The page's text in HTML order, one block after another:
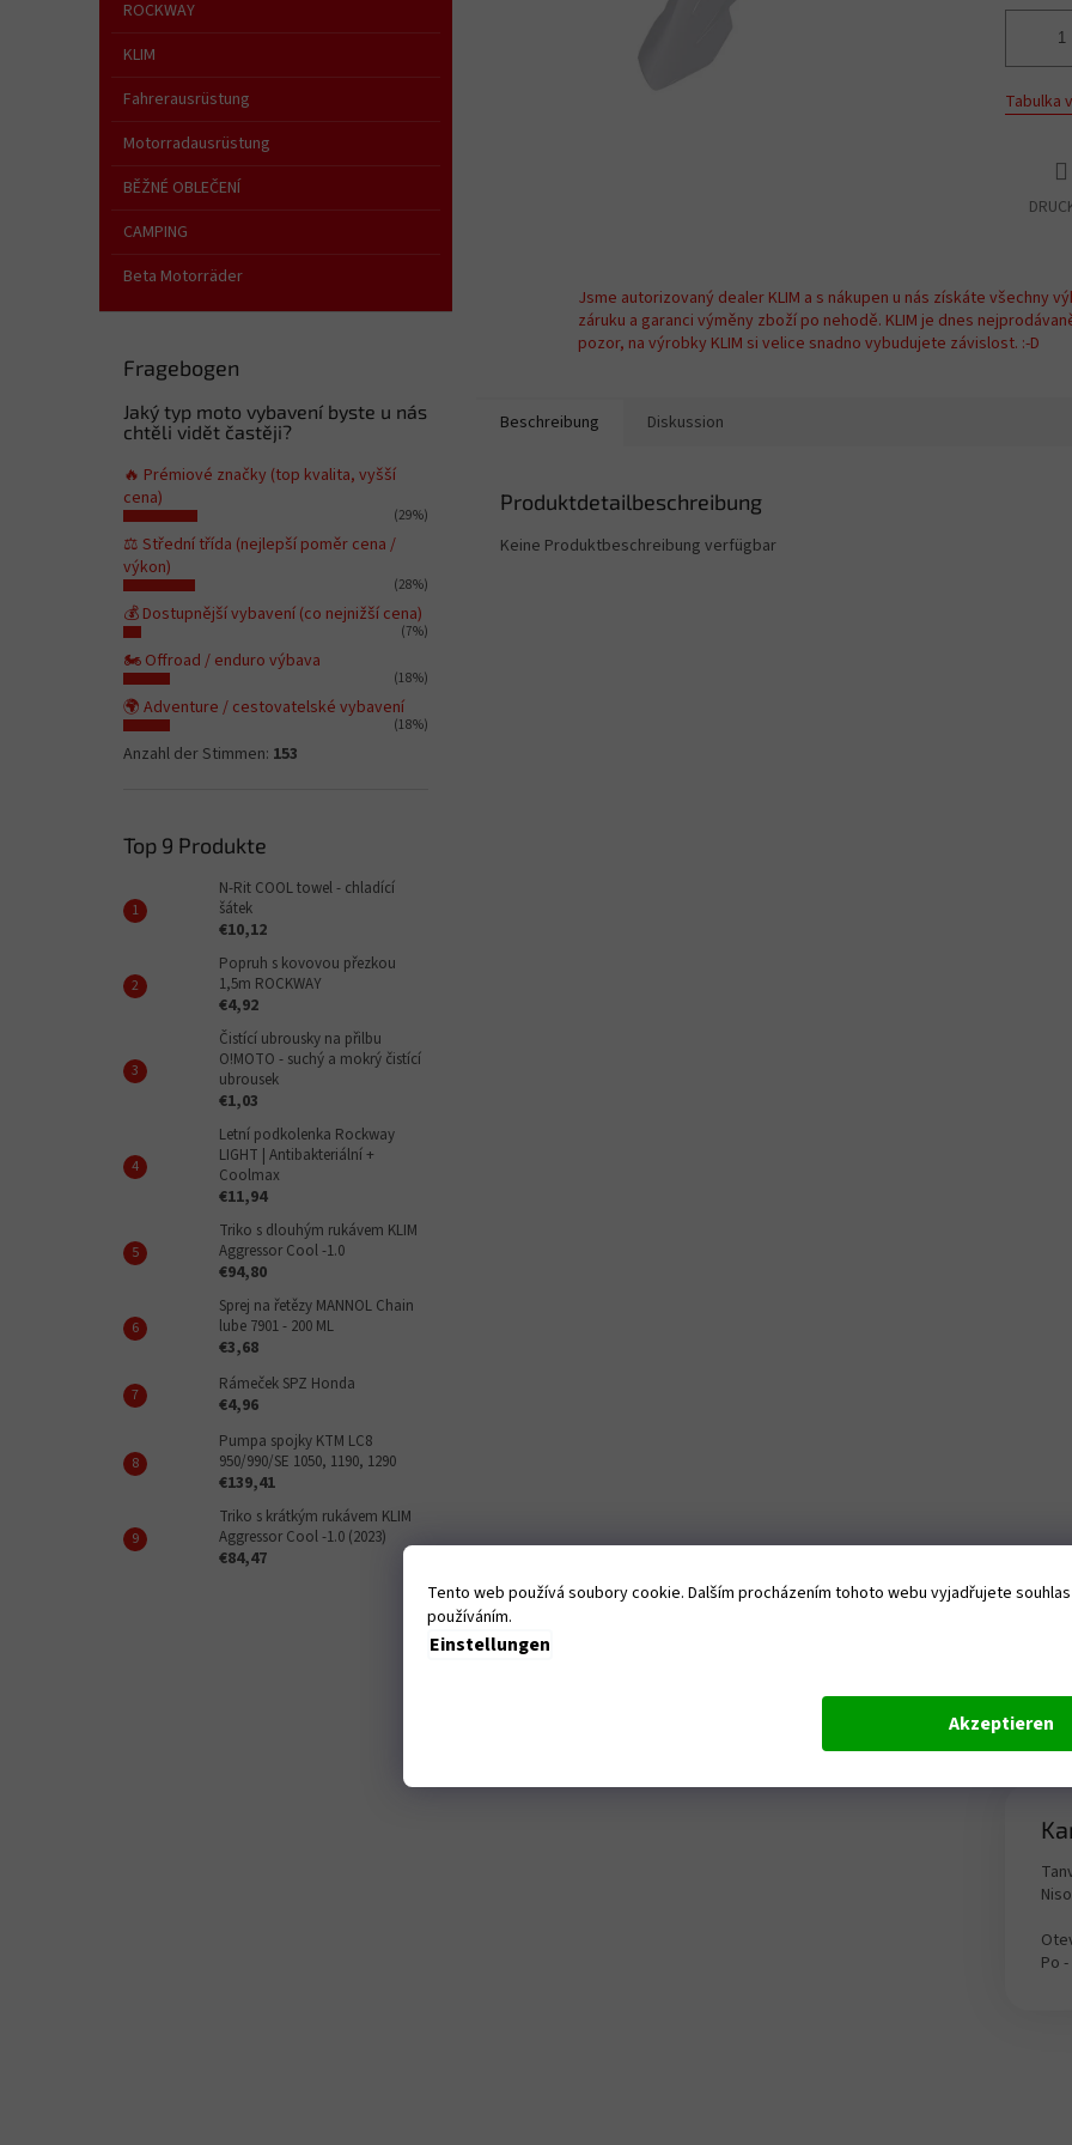
Tento web používá soubory cookie. Dalším procházením tohoto webu vyjadřujete
používáním.
Einstellungen
Akzeptieren
ROCKWAY
KLIM
Fahrerausrüstung
Motorradausrüstung
BĚŽNÉ OBLEČENÍ
CAMPING
Beta Motorräder
Fragebogen
Jaký typ moto vybavení byste u nás
chtěli vidět častěji?
🔥 Prémiové značky (top kvalita, vyšší
cena)
(29%)
⚖️ Střední třída (nejlepší poměr cena /
výkon)
(28%)
💰 Dostupnější vybavení (co nejnižší cena)
(7%)
🏍️ Offroad / enduro výbava
(18%)
🌍 Adventure / cestovatelské vybavení
(18%)
Anzahl der Stimmen: 153
Top 9 Produkte
N-Rit COOL towel - chladící
šátek
€10,12
Popruh s kovovou přezkou
1,5m ROCKWAY
€4,92
Čistící ubrousky na přilbu
O!MOTO - suchý a mokrý čistící
ubrousek
€1,03
Letní podkolenka Rockway
LIGHT | Antibakteriální +
Coolmax
€11,94
Triko s dlouhým rukávem KLIM
Aggressor Cool -1.0
€94,80
Sprej na řetězy MANNOL Chain
lube 7901 - 200 ML
€3,68
Rámeček SPZ Honda
€4,96
Pumpa spojky KTM LC8
950/990/SE 1050, 1190, 1290
€139,41
Triko s krátkým rukávem KLIM
Aggressor Cool -1.0 (2023)
€84,47
Tabulka
Jsme autorizovaný dealer KLIM a s nákupen u nás získáte všechny
záruku a garanci výměny zboží po nehodě. KLIM je dnes
pozor, na výrobky KLIM si velice snadno vybudujete závislost. :-D
Beschreibung Diskussion
Produktdetailbeschreibung
Keine Produktbeschreibung verfügbar
Po